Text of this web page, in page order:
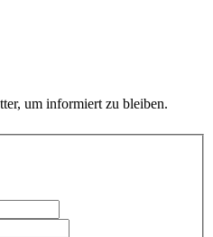
um informiert zu bleiben.